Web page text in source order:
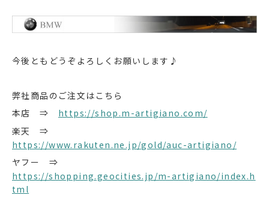
今後ともどうぞよろしくお願いします♪
弊社商品のご注文はこちら
本店 ⇒ https://shop.m-artigiano.com/
楽天 ⇒
https://www.rakuten.ne.jp/gold/auc-artigiano/
ヤフー ⇒
https://shopping.geocities.jp/m-artigiano/index.h
tml